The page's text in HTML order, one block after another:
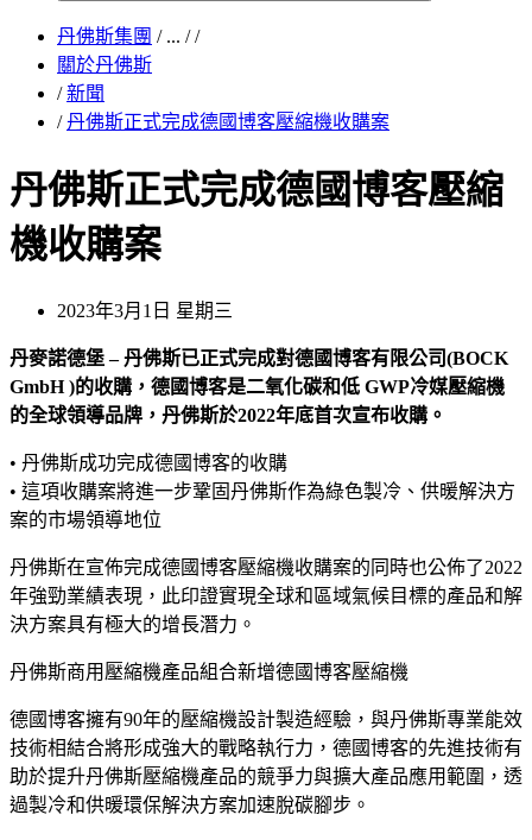
丹佛斯集團 /... / /
關於丹佛斯
/ 新聞
/ 丹佛斯正式完成德國博客壓縮機收購案
丹佛斯正式完成德國博客壓縮
機收購案
2023年3月1日 星期三
丹麥諾德堡 – 丹佛斯已正式完成對德國博客有限公司(BOCK
GmbH )的收購，德國博客是二氧化碳和低 GWP冷媒壓縮機
的全球領導品牌，丹佛斯於2022年底首次宣布收購。
• 丹佛斯成功完成德國博客的收購
• 這項收購案將進一步鞏固丹佛斯作為綠色製冷、供暖解決方
案的市場領導地位
丹佛斯在宣佈完成德國博客壓縮機收購案的同時也公佈了2022
年強勁業績表現，此印證實現全球和區域氣候目標的產品和解
決方案具有極大的增長潛力。
丹佛斯商用壓縮機產品組合新增德國博客壓縮機
德國博客擁有90年的壓縮機設計製造經驗，與丹佛斯專業能效
技術相結合將形成強大的戰略執行力，德國博客的先進技術有
助於提升丹佛斯壓縮機產品的競爭力與擴大產品應用範圍，透
過製冷和供暖環保解決方案加速脫碳腳步。